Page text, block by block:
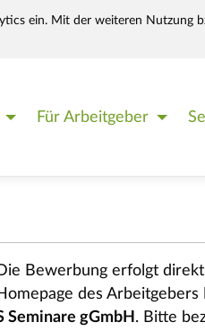
ein. Mit der weiteren Nutzung
Für Arbeitgeber
Bewerbung erfolgt
des Arbeitgebers
Seminare gGmbH . Bitte